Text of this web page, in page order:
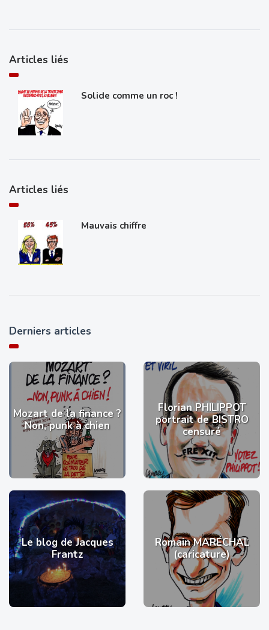
Articles liés
Solide comme un roc !
Articles liés
Mauvais chiffre
Derniers articles
Mozart de la finance ?
Non, punk à chien
Florian PHILIPPOT
portrait de BISTRO
censuré
Le blog de Jacques
Frantz
Romain MARÉCHAL
(caricature)